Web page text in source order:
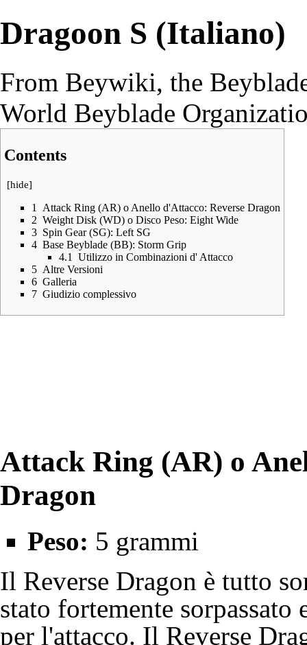
Dragoon S (Italiano)
From Beywiki, the
World Beyblade
Contents
[hide]
1
Attack Ring (AR) o Anello d'Attacco: Reverse Dragon
2 Weight Disk (WD) o Disco Peso: Eight Wide
3 Spin Gear (SG): Left SG
4 Base Beyblade (BB): Storm Grip
4.1
Utilizzo in Combinazioni d' Attacco
5 Altre Versioni
6 Galleria
7 Giudizio complessivo
Attack Ring (AR) o
Dragon
Peso: 5 grammi
Il Reverse Dragon è tutto
stato fortemente
per l'attacco. Il Reverse